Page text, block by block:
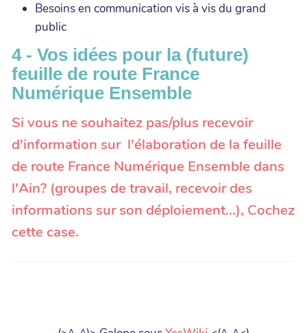
Besoins en communication vis à vis du grand
public
4 - Vos idées pour la (future)
feuille de route France
Numérique Ensemble
Si vous ne souhaitez pas/plus recevoir
d'information sur l'élaboration de la feuille
de route France Numérique Ensemble dans
l'Ain? (groupes de travail, recevoir des
informations sur son déploiement...), Cochez
cette case.